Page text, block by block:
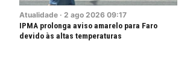
Atualidade · 2 ago 2026 09:17
IPMA prolonga aviso amarelo para Faro
devido às altas temperaturas